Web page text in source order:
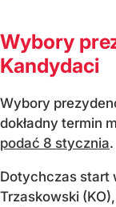
Wybory
Kandydaci
Wybory
dokładny termin
podać 8 stycznia.
Dotychczas start
Trzaskowski